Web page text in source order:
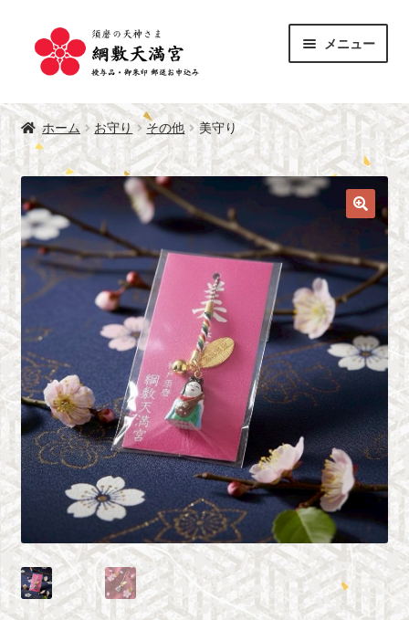
ー
シ
ン
へ
ス
キ
ッ
ン
ツ
ス
キ
ッ
プ
メニュー
授与品
ブ
ニ
ュ
ー
展
開
御朱印
ブ
メ
ニ
ー
を
展
開
綱敷天満宮 公式サイト
ホーム お守り その他 美守り